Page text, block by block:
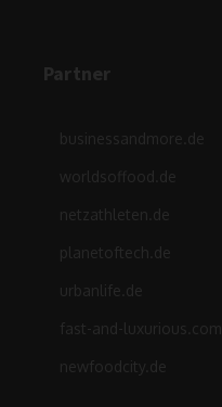
Partner
businessandmore.de
worldsoffood.de
netzathleten.de
planetoftech.de
urbanlife.de
fast-and-luxurious.com
newfoodcity.de